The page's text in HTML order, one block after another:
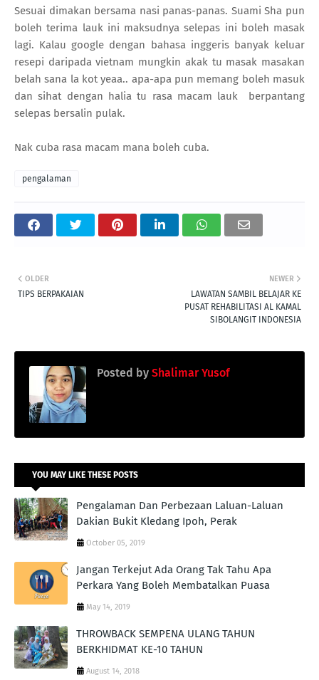
Sesuai dimakan bersama nasi panas-panas. Suami Sha pun
boleh terima lauk ini maksudnya selepas ini boleh masak
lagi. Kalau google dengan bahasa inggeris banyak keluar
resepi daripada vietnam mungkin akak tu masak masakan
belah sana la kot yeaa.. apa-apa pun memang boleh masuk
dan sihat dengan halia tu rasa macam lauk berpantang
selepas bersalin pulak.
Nak cuba rasa macam mana boleh cuba.
pengalaman
NEWER
LAWATAN SAMBIL BELAJAR KE
PUSAT REHABILITASI AL KAMAL
SIBOLANGIT INDONESIA
OLDER
TIPS BERPAKAIAN
Posted by Shalimar Yusof
YOU MAY LIKE THESE POSTS
Pengalaman Dan Perbezaan Laluan-Laluan
Dakian Bukit Kledang Ipoh, Perak
October 05, 2019
Jangan Terkejut Ada Orang Tak Tahu Apa
Perkara Yang Boleh Membatalkan Puasa
May 14, 2019
THROWBACK SEMPENA ULANG TAHUN
BERKHIDMAT KE-10 TAHUN
August 14, 2018